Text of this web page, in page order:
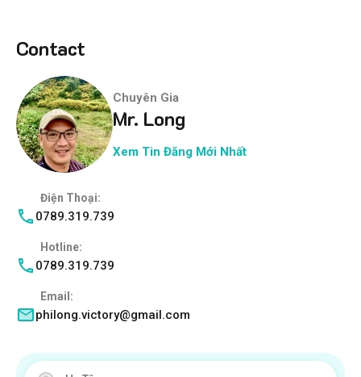
Contact
Chuyên Gia
Mr. Long
Xem Tin Đăng Mới Nhất
Điện Thoại:
0789.319.739
Hotline:
0789.319.739
Email:
philong.victory@gmail.com